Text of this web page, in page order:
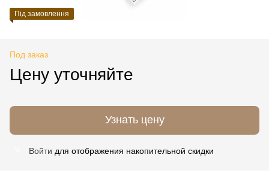
Під замовлення
Под заказ
Цену уточняйте
Узнать цену
Войти для отображения накопительной скидки